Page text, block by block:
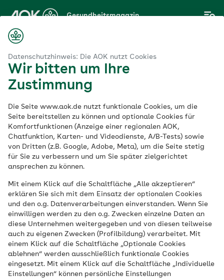
Datenschutzhinweis: Die AOK nutzt Cookies
Wir bitten um Ihre
Zustimmung
Die Seite www.aok.de nutzt funktionale Cookies, um die
Seite bereitstellen zu können und optionale Cookies für
Komfortfunktionen (Anzeige einer regionalen AOK,
Chatfunktion, Karten- und Videodienste, A/B-Tests) sowie
von Dritten (z.B. Google, Adobe, Meta), um die Seite stetig
für Sie zu verbessern und um Sie später zielgerichtet
ansprechen zu können.
Mit einem Klick auf die Schaltfläche „Alle akzeptieren“
erklären Sie sich mit dem Einsatz der optionalen Cookies
und den o.g. Datenverarbeitungen einverstanden. Wenn Sie
einwilligen werden zu den o.g. Zwecken einzelne Daten an
diese Unternehmen weitergegeben und von diesen teilweise
auch zu eigenen Zwecken (Profilbildung) verarbeitet. Mit
einem Klick auf die Schaltfläche „Optionale Cookies
ablehnen“ werden ausschließlich funktionale Cookies
eingesetzt. Mit einem Klick auf die Schaltfläche „Individuelle
Einstellungen“ können persönliche Einstellungen
Hauptinhalt
springen
Gesundheitsmagazin
Ursachen und
Behandlung bei
Neurodermitis
Veröffentlicht am:
06.09.2023 6 Minuten Lesedauer
An Neurodermitis Erkrankte leiden unter
teils starkem Juckreiz – und das oft vom
Säuglingsalter an. Cremes und andere
Behandlungen versprechen eine Linderung